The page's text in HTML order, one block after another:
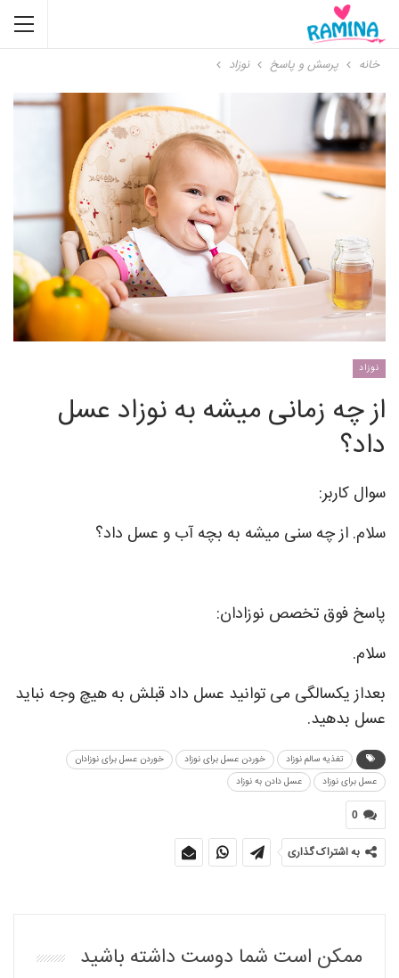
خانه پرسش و پاسخ نوزاد
نوزاد
از چه زمانی میشه به نوزاد عسل
داد؟
سوال کاربر:
سلام. از چه سنی میشه به بچه آب و عسل داد؟
پاسخ فوق تخصص نوزادان:
سلام.
بعداز یکسالگی می توانید عسل داد قبلش به هیچ وجه نباید
عسل بدهید.
تغذیه سالم نوزاد خوردن عسل برای نوزاد
خوردن عسل برای نوزادان
عسل برای نوزاد
عسل دادن به نوزاد
0
به اشتراک گذاری
ممکن است شما دوست داشته باشید